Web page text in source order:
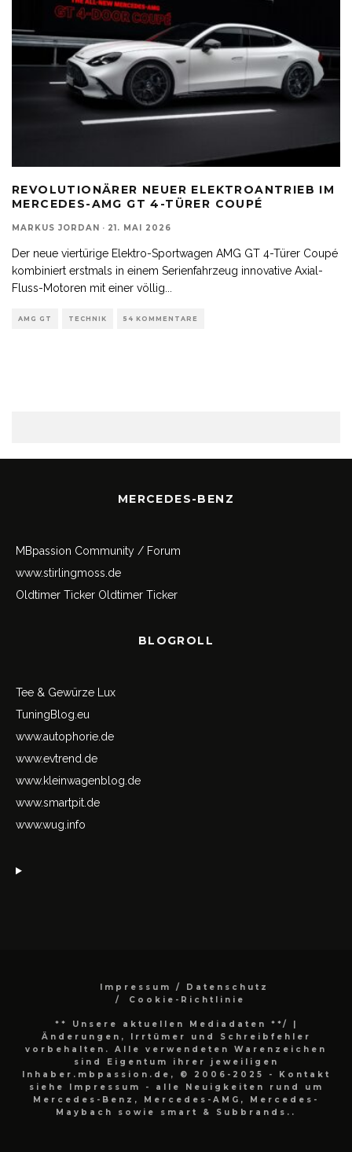
REVOLUTIONÄRER NEUER ELEKTROANTRIEB IM
MERCEDES-AMG GT 4-TÜRER COUPÉ
MARKUS JORDAN · 21. MAI 2026
Der neue viertürige Elektro-Sportwagen AMG GT 4-Türer Coupé
kombiniert erstmals in einem Serienfahrzeug innovative Axial-
Fluss-Motoren mit einer völlig...
AMG GT TECHNIK 54 KOMMENTARE
MERCEDES-BENZ
MBpassion Community / Forum
www.stirlingmoss.de
Oldtimer Ticker Oldtimer Ticker
BLOGROLL
Tee & Gewürze Lux
TuningBlog.eu
www.autophorie.de
www.evtrend.de
www.kleinwagenblog.de
www.smartpit.de
www.wug.info
Impressum / Datenschutz
Cookie-Richtlinie
** Unsere aktuellen Mediadaten **/
Änderungen, Irrtümer und Schreibfehler
vorbehalten. Alle verwendeten Warenzeichen
sind Eigentum ihrer jeweiligen
Inhaber.mbpassion.de, © 2006-2025 - Kontakt
siehe Impressum - alle Neuigkeiten rund um
Mercedes-Benz, Mercedes-AMG, Mercedes-
Maybach sowie smart & Subbrands..